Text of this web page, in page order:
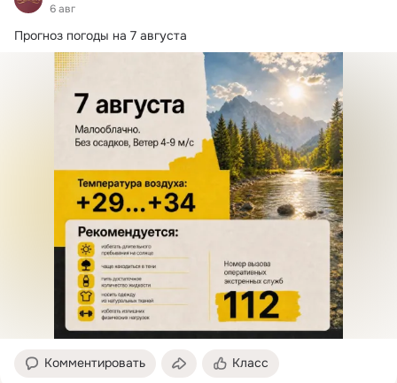
6 авг
Прогноз погоды на 7 августа
Комментировать Класс